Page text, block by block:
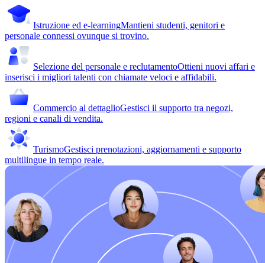
Istruzione ed e-learningMantieni studenti, genitori e
personale connessi ovunque si trovino.
Selezione del personale e reclutamentoOttieni nuovi affari e
inserisci i migliori talenti con chiamate veloci e affidabili.
Commercio al dettaglioGestisci il supporto tra negozi,
regioni e canali di vendita.
TurismoGestisci prenotazioni, aggiornamenti e supporto
multilingue in tempo reale.